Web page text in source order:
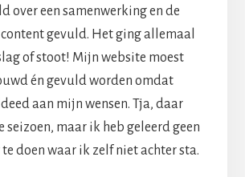
over een samenwerking en de
gevuld. Het ging allemaal
of stoot! Mijn website moest
én gevuld worden omdat
aan mijn wensen. Tja, daar
seizoen, maar ik heb geleerd geen
doen waar ik zelf niet achter sta.